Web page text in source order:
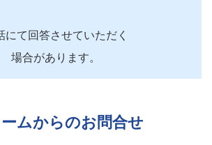
にて回答させていただく
場合があります。
ムからのお問合せ